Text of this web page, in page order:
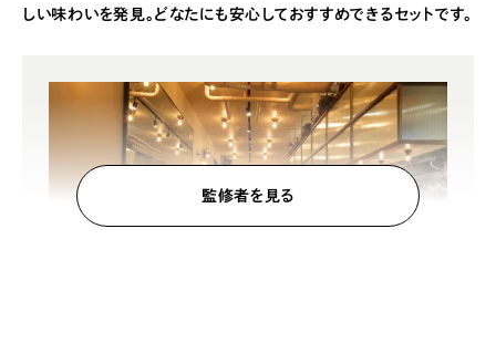
しい味わいを発見。どなたにも安心しておすすめできるセットです。
監修者を見る